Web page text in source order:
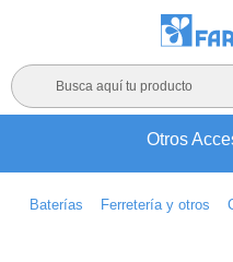
Busca aquí tu producto
Otros
Baterías Ferretería y otros